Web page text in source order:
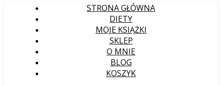
STRONA GŁÓWNA
DIETY
MOJE KSIĄŻKI
SKLEP
O MNIE
BLOG
KOSZYK